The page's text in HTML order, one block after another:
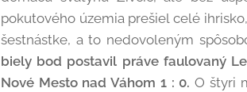
pokutového územia prešiel celé
šestnástke, a to nedovoleným
biely bod postavil práve faulovaný
Nové Mesto nad Váhom 1 : 0. O štyri